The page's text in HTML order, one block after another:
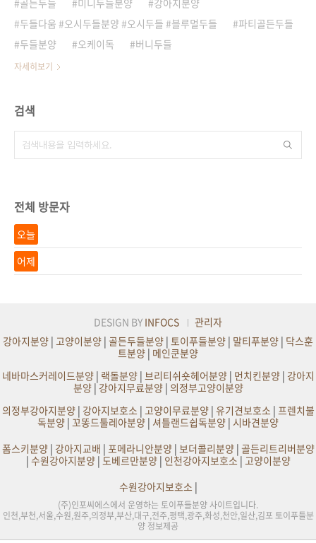
두들다움 #오시두들분양 #오시두들 #블루멀두들
파티골든두들
두들분양
오케이독 버니두들
자세히보기
검색
전체 방문자
오늘
어제
DESIGN BY INFOCS
관리자
강아지분양 | 고양이분양 | 골든두들분양 | 토이푸들분양 | 말티푸분양 | 닥스훈
트분양 | 메인쿤분양
네바마스커레이드분양| 랙돌분양| 브리티쉬숏헤어분양| 먼치킨분양| 강아지
분양|강아지무료분양| 의정부고양이분양
의정부강아지분양| 강아지보호소| 고양이무료분양| 유기견보호소| 프렌치불
독분양 | 꼬똥드툴레아분양 | 셔틀랜드쉽독분양 | 시바견분양
폼스키분양| 강아지교배 | 포메라니안분양| 보더콜리분양| 골든리트리버분양
| 수원강아지분양| 도베르만분양| 인천강아지보호소| 고양이분양
수원강아지보호소|
(주)인포씨에스에서 운영하는 토이푸들분양 사이트입니다.
인천,부천,서울,수원,원주,의정부,부산,대구,전주,평택,광주,화성,천안,일산,김포 토이푸들분
양 정보제공